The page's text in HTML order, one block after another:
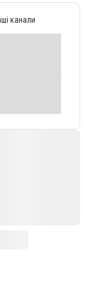
канали